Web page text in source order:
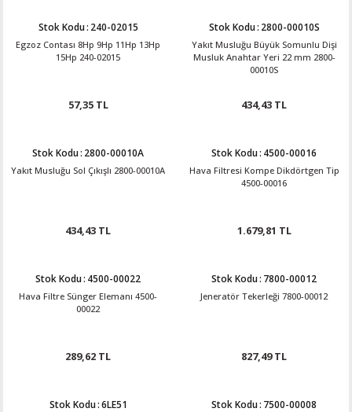
Stok Kodu: 240-02015
Egzoz Contası 8Hp 9Hp 11Hp 13Hp
15Hp 240-02015
57,35 TL
Stok Kodu: 2800-00010S
Yakıt Musluğu Büyük Somunlu Dişi
Musluk Anahtar Yeri 22 mm 2800-
00010S
434,43 TL
Stok Kodu: 2800-00010A
Yakıt Musluğu Sol Çıkışlı 2800-00010A
434,43 TL
Stok Kodu: 4500-00016
Hava Filtresi Kompe Dikdörtgen Tip
4500-00016
1.679,81 TL
Stok Kodu: 4500-00022
Hava Filtre Sünger Elemanı 4500-
00022
289,62 TL
Stok Kodu: 7800-00012
Jeneratör Tekerleği 7800-00012
827,49 TL
Stok Kodu:6LE51 Stok Kodu: 7500-00008